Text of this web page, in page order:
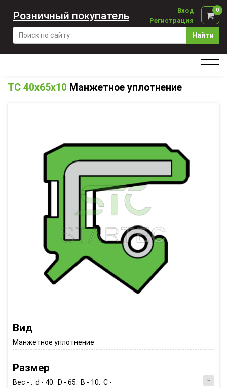
Найти
Вход
Регистрация
0
Розничный покупатель
TC 40x65x10 Манжетное уплотнение
Вид
Манжетное уплотнение
Размер
Вес - . d - 40. D - 65. B - 10. C -